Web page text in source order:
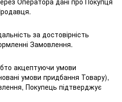
за достовірність
Замовлення.
акцептуючи умови
умови придбання Товару),
Покупець підтверджує